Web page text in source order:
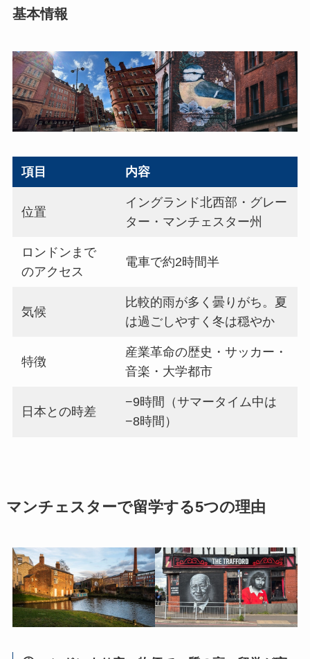
基本情報
項目 内容
位置
イングランド北西部・グレー
ター・マンチェスター州
ロンドンまで
のアクセス
電車で約2時間半
気候
比較的雨が多く曇りがち。夏
は過ごしやすく冬は穏やか
特徴
産業革命の歴史・サッカー・
音楽・大学都市
日本との時差
−9時間（サマータイム中は
−8時間）
マンチェスターで留学する5つの理由